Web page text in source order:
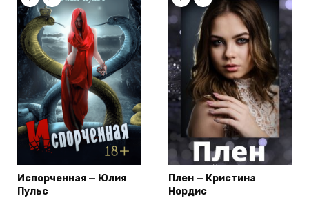
Испорченная — Юлия
Пульс
Плен — Кристина
Нордис